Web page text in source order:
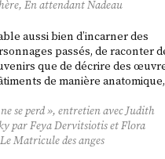
En attendant Nadeau
aussi bien d’incarner des
passés, de raconter
que de décrire des
de manière anatomique,
se perd », entretien avec Judith
par Feya Dervitsiotis et Flora
Le Matricule des anges